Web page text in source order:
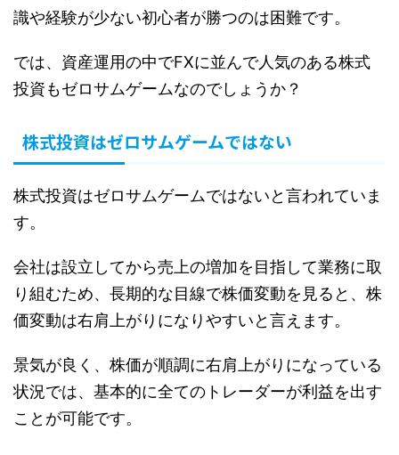
識や経験が少ない初心者が勝つのは困難です。
では、資産運用の中でFXに並んで人気のある株式
投資もゼロサムゲームなのでしょうか？
株式投資はゼロサムゲームではない
株式投資はゼロサムゲームではないと言われていま
す。
会社は設立してから売上の増加を目指して業務に取
り組むため、長期的な目線で株価変動を見ると、株
価変動は右肩上がりになりやすいと言えます。
景気が良く、株価が順調に右肩上がりになっている
状況では、基本的に全てのトレーダーが利益を出す
ことが可能です。